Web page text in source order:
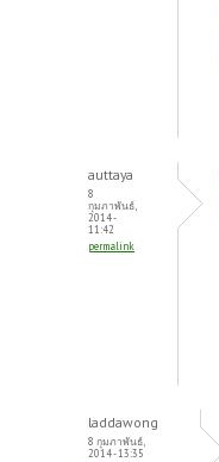
auttaya
8
กุมภาพันธ์,
2014 -
11:42
permalink
laddawong
8 กุมภาพันธ์,
2014 - 13:35